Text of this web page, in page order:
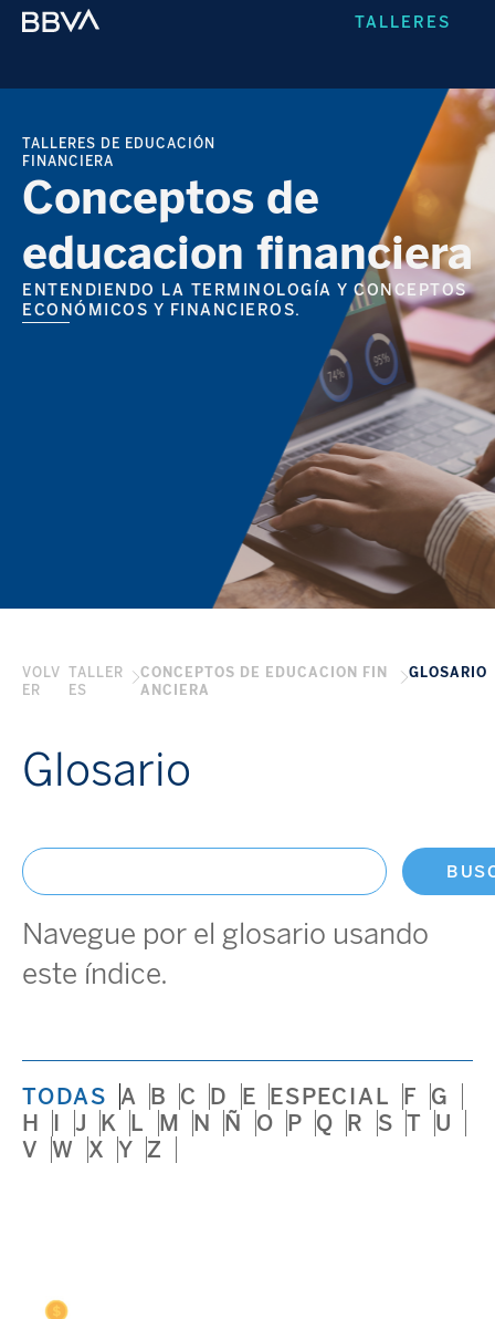
TALLERES
TALLERES DE EDUCACIÓN
FINANCIERA
Conceptos de
educacion financiera
ENTENDIENDO LA TERMINOLOGÍA Y CONCEPTOS
ECONÓMICOS Y FINANCIEROS.
VOLV
ER
TALLER
ES
CONCEPTOS DE EDUCACION FIN
ANCIERA
GLOSARIO
Glosario
Navegue por el glosario usando
este índice.
A B C D E ESPECIAL F
G
H
I J K L M N Ñ O P Q R S T U
V W X Y Z
TODAS